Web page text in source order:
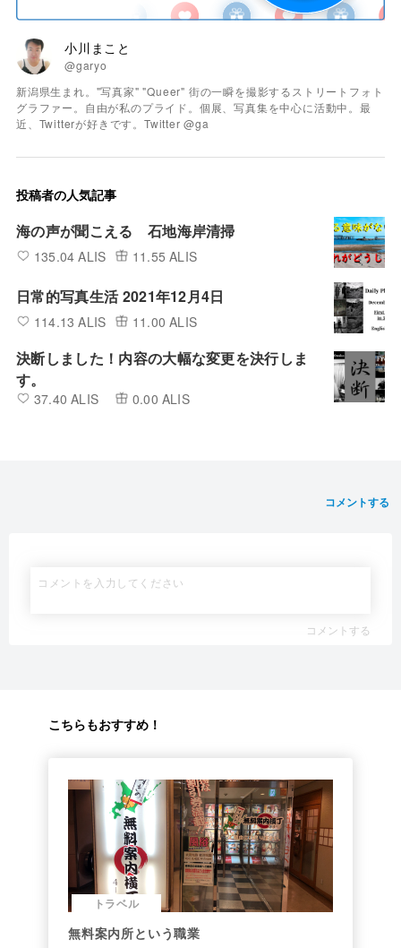
小川まこと
@garyo
新潟県生まれ。"写真家" "Queer" 街の一瞬を撮影するストリートフォト
グラファー。自由が私のプライド。個展、写真集を中心に活動中。最
近、Twitterが好きです。Twitter @ga
投稿者の人気記事
海の声が聞こえる 石地海岸清掃
135.04 ALIS 11.55 ALIS
日常的写真生活 2021年12月4日
114.13 ALIS 11.00 ALIS
決断しました！内容の大幅な変更を決行しま
す。
37.40 ALIS 0.00 ALIS
コメントする
コメントする
こちらもおすすめ！
トラベル
無料案内所という職業